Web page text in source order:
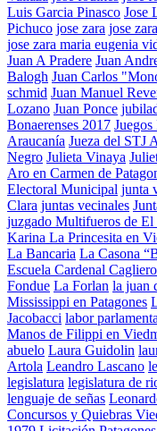
Luis Garcia Pinasco Jose
Pichuco jose zara jose
jose zara maria eugenia
Juan A Pradere Juan
Balogh Juan Carlos
schmid Juan Manuel
Lozano Juan Ponce
Bonaerenses 2017 Juegos
Araucanía Jueza del STJ
Negro Julieta Vinaya
Aro en Carmen de
Electoral Municipal junta
Clara juntas vecinales
juzgado Multifueros de El
Karina La Princesita en
La Bancaria La Casona
Escuela Cardenal
Fondue La Forlan la juan
Mississippi en Patagones
Jacobacci labor
Manos de Filippi en
abuelo Laura Guidolin
Artola Leandro Lascano
legislatura legislatura de
lenguaje de señas
Concursos y Quiebras